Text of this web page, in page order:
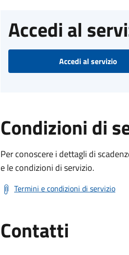
Accedi al
Accedi al servizio
Condizioni di
Per conoscere i dettagli di
e le condizioni di servizio.
Termini e condizioni di servizio
Contatti